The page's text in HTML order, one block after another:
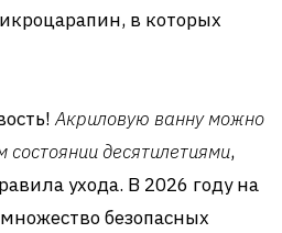
в которых
Акриловую ванну можно
десятилетиями,
ухода. В 2026 году на
безопасных